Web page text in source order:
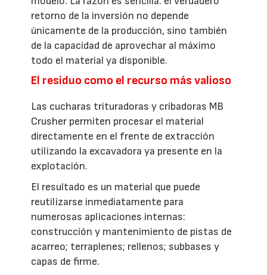
retorno de la inversión no depende
únicamente de la producción, sino también
de la capacidad de aprovechar al máximo
todo el material ya disponible.
El residuo como el recurso más valioso
Las cucharas trituradoras y cribadoras MB
Crusher permiten procesar el material
directamente en el frente de extracción
utilizando la excavadora ya presente en la
explotación.
El resultado es un material que puede
reutilizarse inmediatamente para
numerosas aplicaciones internas:
construcción y mantenimiento de pistas de
acarreo; terraplenes; rellenos; subbases y
capas de firme.